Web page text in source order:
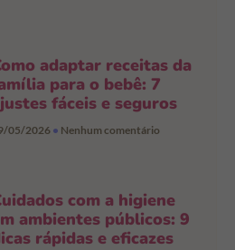
adaptar receitas da
para o bebê: 7
fáceis e seguros
05/2026 Nenhum comentário
com a higiene
ambientes públicos: 9
rápidas e eficazes